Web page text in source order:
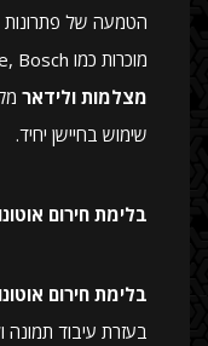
הטמעה של
מוכרות כמו Mobileye, Bosch ו-Continental. שילוב בין
מצלמות ולידאר
שימוש בחיישן יחיד.
בלימת חירום
בלימת חירום
בעזרת עיבוד